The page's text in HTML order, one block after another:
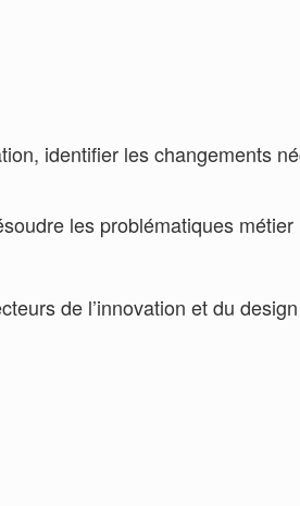
identifier les changements
les problématiques métier
de l’innovation et du